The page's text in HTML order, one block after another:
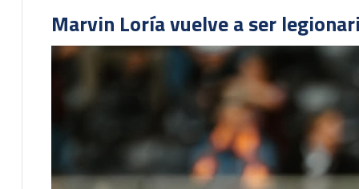
Marvin Loría vuelve a ser